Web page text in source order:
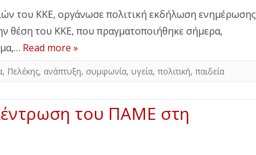
Δ. ΣΤΥΛΙΔΑΣ
ΕΠΙΣΤΗΜΗ
ΠΟΛΙΤΙΣΜΟΣ
ΑΘΛΗΤΙΣΜΟΣ
του ΚΚΕ, οργάνωσε πολιτική εκδήλωση ενημέρωσης
θέση του ΚΚΕ, που πραγματοποιήθηκε σήμερα,
Read more »
, Πελέκης, ανάπτυξη, συμφωνία, υγεία, πολιτική, παιδεία
του ΠΑΜΕ στη